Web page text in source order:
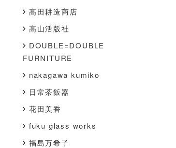
髙田耕造商店
高山活版社
DOUBLE=DOUBLE
FURNITURE
nakagawa kumiko
日常茶飯器
花田美香
fuku glass works
福島万希子